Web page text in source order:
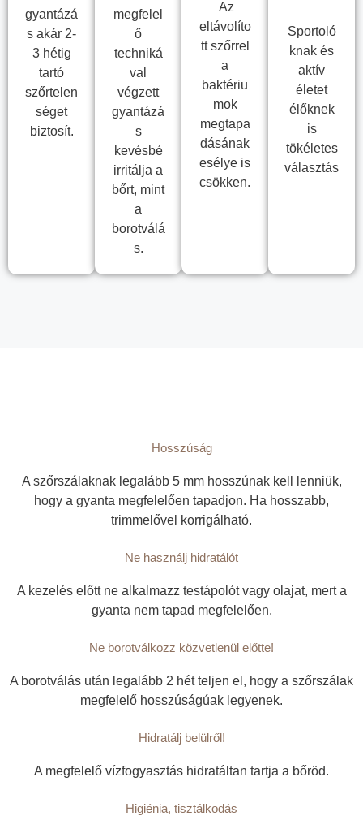
gyantázá
s akár 2-
3 hétig
tartó
szőrtelen
séget
biztosít.
megfelel
ő
techniká
val
végzett
gyantázá
s
kevésbé
irritálja a
bőrt, mint
a
borotválá
s.
Az
eltávolíto
tt szőrrel
a
baktériu
mok
megtapa
dásának
esélye is
csökken.
Sportoló
knak és
aktív
életet
élőknek
is
tökéletes
választás
Hosszúság
A szőrszálaknak legalább 5 mm hosszúnak kell lenniük,
hogy a gyanta megfelelően tapadjon. Ha hosszabb,
trimmelővel korrigálható.
Ne használj hidratálót​
A kezelés előtt ne alkalmazz testápolót vagy olajat, mert a
gyanta nem tapad megfelelően.​
Ne borotválkozz közvetlenül előtte!
A borotválás után legalább 2 hét teljen el, hogy a szőrszálak
megfelelő hosszúságúak legyenek.
Hidratálj belülről!
A megfelelő vízfogyasztás hidratáltan tartja a bőröd.
Higiénia, tisztálkodás